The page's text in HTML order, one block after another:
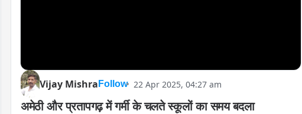
Vijay Mishra Follow 22 Apr 2025, 04:27 am
अमेठी और प्रतापगढ़ में गर्मी के चलते स्कूलों का समय बदला